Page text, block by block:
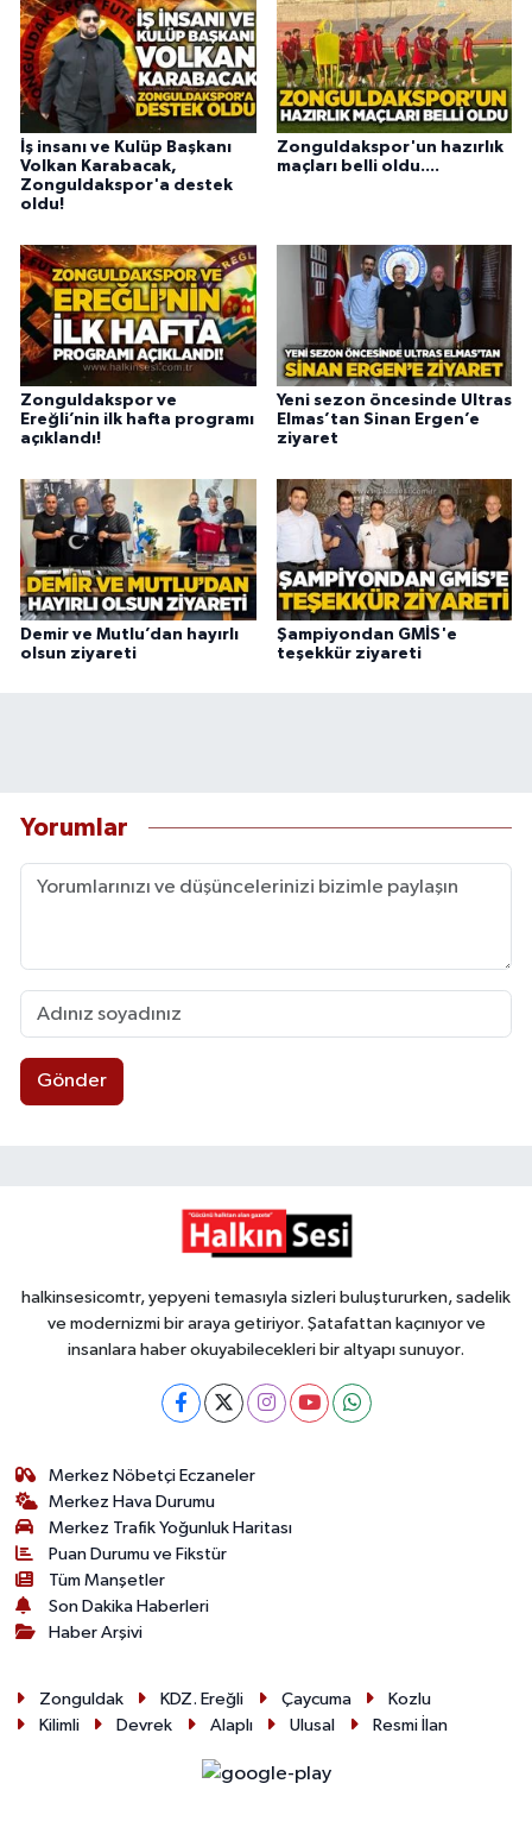
İş insanı ve Kulüp Başkanı
Volkan Karabacak,
Zonguldakspor'a destek
oldu!
Zonguldakspor'un hazırlık
maçları belli oldu....
Zonguldakspor ve
Ereğli’nin ilk hafta programı
açıklandı!
Yeni sezon öncesinde Ultras
Elmas’tan Sinan Ergen’e
ziyaret
Demir ve Mutlu’dan hayırlı
olsun ziyareti
Şampiyondan GMİS'e
teşekkür ziyareti
Yorumlar
Gönder
halkinsesicomtr, yepyeni temasıyla sizleri buluştururken, sadelik
ve modernizmi bir araya getiriyor. Şatafattan kaçınıyor ve
insanlara haber okuyabilecekleri bir altyapı sunuyor.
Merkez Nöbetçi Eczaneler
Merkez Hava Durumu
Merkez Trafik Yoğunluk Haritası
Puan Durumu ve Fikstür
Tüm Manşetler
Son Dakika Haberleri
Haber Arşivi
Zonguldak KDZ. Ereğli Çaycuma
Kozlu
Kilimli
Devrek Alaplı Ulusal Resmi İlan